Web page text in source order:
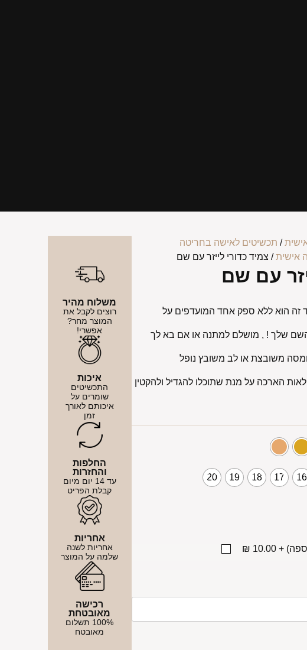
/ תכשיטים לאישה בחריטה
אישית/ צמיד כדורי לייזר עם שם
עם שם
זה הוא ללא ספק אחד המועדפים על
שלך ! , מושלם למתנה או אם בא לך
משובצת או לב משובץ נופל
בתוספת 5 ס"מ לולאות הארכה על מנת שתוכלו להגדיל ולהקטין
16
17
18
19
20
+
10.00 ₪
משלוח מהיר
רוצים לקבל את
המוצר מחר?
אפשרי!
איכות
התכשיטים
שומרים על
איכותם לאורך
זמן
החלפות
והחזרות
עד 14 יום מיום
קבלת הפריט
אחריות
אחריות לשנה
שלמה על המוצר
רכישה
מאובטחת
100% תשלום
מאובטח